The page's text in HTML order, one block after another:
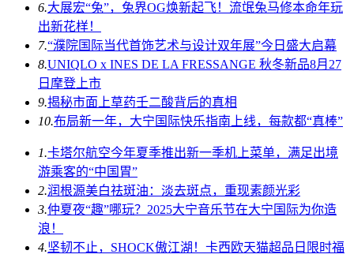
6.大展宏“兔”，兔界OG焕新起飞！流氓兔马修本命年玩
出新花样！
7.“濮院国际当代首饰艺术与设计双年展”今日盛大启幕
8.UNIQLO x INES DE LA FRESSANGE 秋冬新品8月27
日摩登上市
9.揭秘市面上草药壬二酸背后的真相
10.布局新一年，大宁国际快乐指南上线，每款都“真棒”
1.卡塔尔航空今年夏季推出新一季机上菜单，满足出境
游乘客的“中国胃”
2.润根源美白祛斑油：淡去斑点，重现素颜光彩
3.仲夏夜“趣”哪玩？2025大宁音乐节在大宁国际为你造
浪！
4.坚韧不止，SHOCK傲江湖！卡西欧天猫超品日限时福